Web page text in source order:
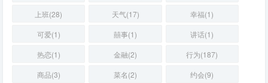
上班(28)
天气(17)
幸福(1)
可爱(1)
囍事(1)
讲话(1)
热恋(1)
金融(2)
行为(187)
商品(3)
菜名(2) 约会(9)